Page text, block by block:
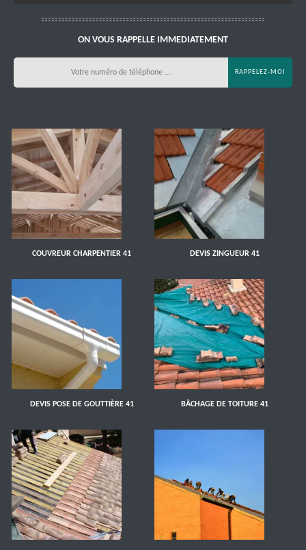
ON VOUS RAPPELLE IMMEDIATEMENT
COUVREUR CHARPENTIER 41 DEVIS ZINGUEUR 41
DEVIS POSE DE GOUTTIÈRE 41 BÂCHAGE DE TOITURE 41